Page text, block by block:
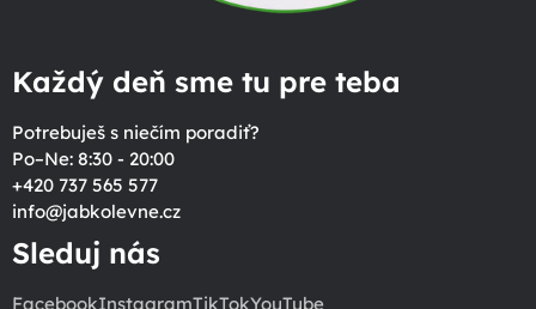
Každý deň sme tu pre teba
Potrebuješ s niečím poradiť?
Po–Ne: 8:30 - 20:00
+420 737 565 577
info@jabkolevne.cz
Sleduj nás
FacebookInstagramTikTokYouTube